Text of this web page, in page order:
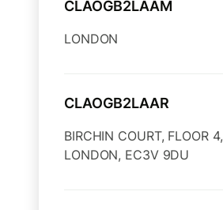
CLAOGB2LAAM
LONDON
CLAOGB2LAAR
BIRCHIN COURT, FLOOR 4,
LONDON, EC3V 9DU